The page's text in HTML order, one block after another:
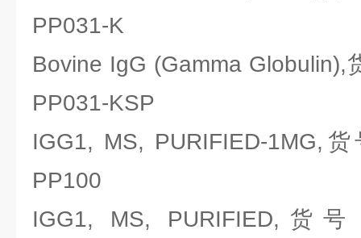
PP031-K
Bovine IgG (Gamma Globulin),
PP031-KSP
IGG1, MS, PURIFIED-1MG,
PP100
IGG1, MS, PURIFIED,货